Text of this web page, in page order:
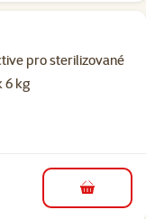
pro sterilizované
6 kg
do košíku